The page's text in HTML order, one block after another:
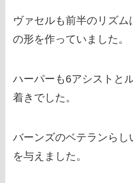
ヴァセルも前半のリズ
の形を作っていました。
ハーパーも6アシストと
着きでした。
バーンズのベテランら
を与えました。